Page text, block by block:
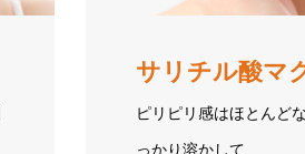
ピリピリ感はほとんど
っかり溶かして